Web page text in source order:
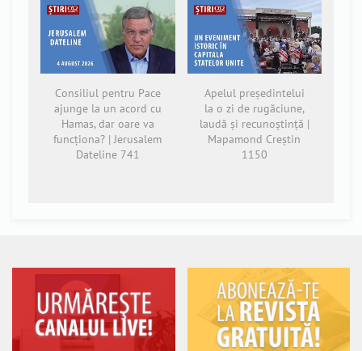
Consiliul pentru Pace
ajunge la un acord cu
Hamas, dar oare va
funcționa? | Jerusalem
Dateline 741
Apelul președintelui
la o zi de rugăciune,
laudă și recunoștință |
Mapamond Creștin
1150